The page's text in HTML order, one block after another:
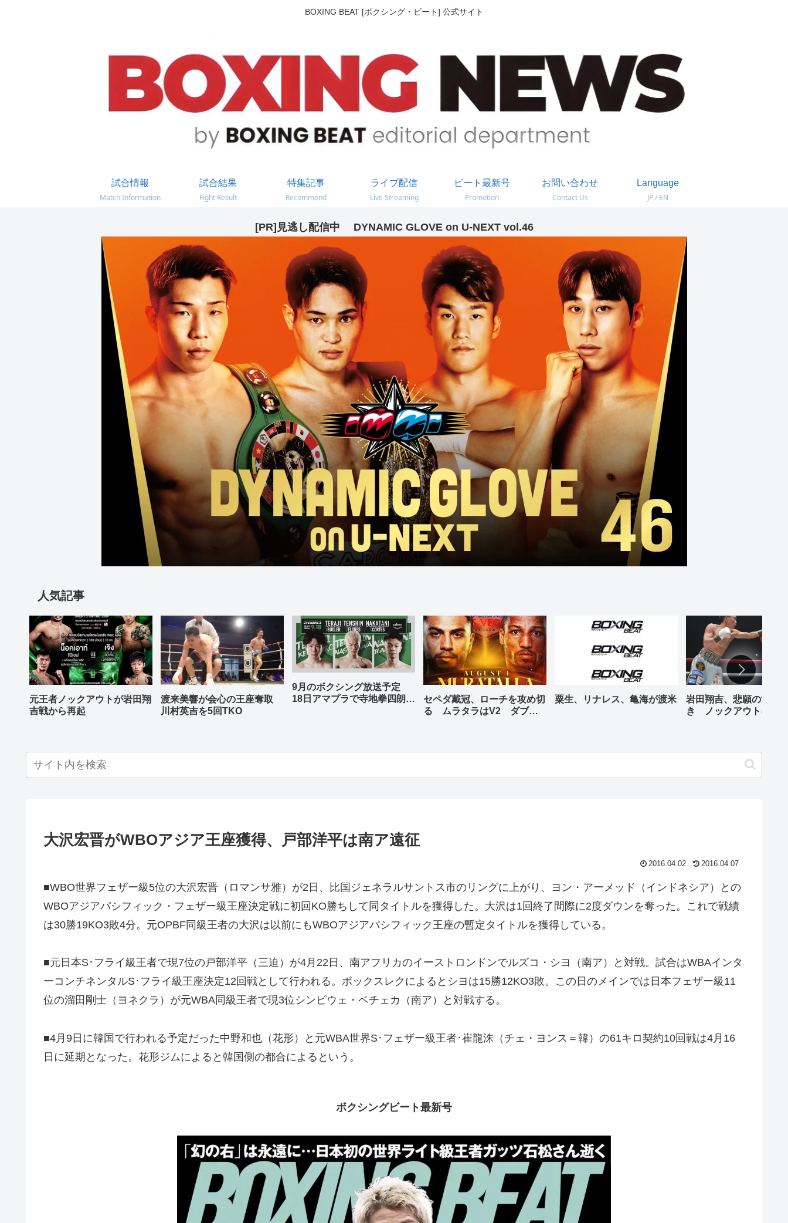
BOXING BEAT [ボクシング・ビート] 公式サイト
試合情報
Match Information
試合結果
Fight Result
特集記事
Recommend
ライブ配信
Live Streaming
ビート最新号
Promotion
お問い合わせ
Contact Us
Language
JP / EN
[PR]見逃し配信中 DYNAMIC GLOVE on U-NEXT vol.46
人気記事
元王者ノックアウトが岩田翔
吉戦から再起
渡来美響が会心の王座奪取
川村英吉を5回TKO
9月のボクシング放送予定
18日アマプラで寺地拳四朗、
セペダ戴冠、ローチを攻め切
る ムラタラはV2 ダブル
粟生、リナレス、亀海が渡米
岩田翔吉、悲願の世界
き ノックアウトに8回
大沢宏晋がWBOアジア王座獲得、戸部洋平は南ア遠征
2016.04.02 2016.04.07
■WBO世界フェザー級5位の大沢宏晋（ロマンサ雅）が2日、比国ジェネラルサントス市のリングに上がり、ヨン・アーメッド（インドネシア）との
WBOアジアパシフィック・フェザー級王座決定戦に初回KO勝ちして同タイトルを獲得した。大沢は1回終了間際に2度ダウンを奪った。これで戦績
は30勝19KO3敗4分。元OPBF同級王者の大沢は以前にもWBOアジアパシフィック王座の暫定タイトルを獲得している。
■元日本S･フライ級王者で現7位の戸部洋平（三迫）が4月22日、南アフリカのイーストロンドンでルズコ・シヨ（南ア）と対戦。試合はWBAインタ
ーコンチネンタルS･フライ級王座決定12回戦として行われる。ボックスレクによるとシヨは15勝12KO3敗。この日のメインでは日本フェザー級11
位の溜田剛士（ヨネクラ）が元WBA同級王者で現3位シンピウェ・ベチェカ（南ア）と対戦する。
■4月9日に韓国で行われる予定だった中野和也（花形）と元WBA世界S･フェザー級王者･崔龍洙（チェ・ヨンス＝韓）の61キロ契約10回戦は4月16
日に延期となった。花形ジムによると韓国側の都合によるという。
ボクシングビート最新号